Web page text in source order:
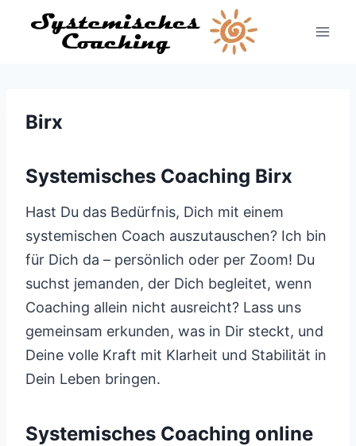
Inhalt
Birx
Systemisches Coaching Birx
Hast Du das Bedürfnis, Dich mit einem
systemischen Coach auszutauschen? Ich bin
für Dich da – persönlich oder per Zoom! Du
suchst jemanden, der Dich begleitet, wenn
Coaching allein nicht ausreicht? Lass uns
gemeinsam erkunden, was in Dir steckt, und
Deine volle Kraft mit Klarheit und Stabilität in
Dein Leben bringen.
Systemisches Coaching online